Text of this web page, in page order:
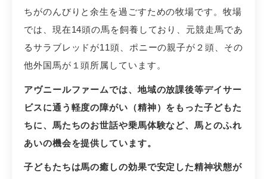
ちがのんびりと余生を過ごすための牧場です。牧場
では、現在14頭の馬を飼養しており、元競走馬であ
るサラブレッドが11頭、ポニーの親子が２頭、その
他外国馬が１頭所属しています。
アヴニールファームでは、地域の放課後等デイサー
ビスに通う軽度の障がい（精神）をもった子どもた
ちに、馬たちのお世話や乗馬体験など、馬とのふれ
あいの機会を提供しています。
子どもたちは馬の癒しの効果で安定した精神状態が